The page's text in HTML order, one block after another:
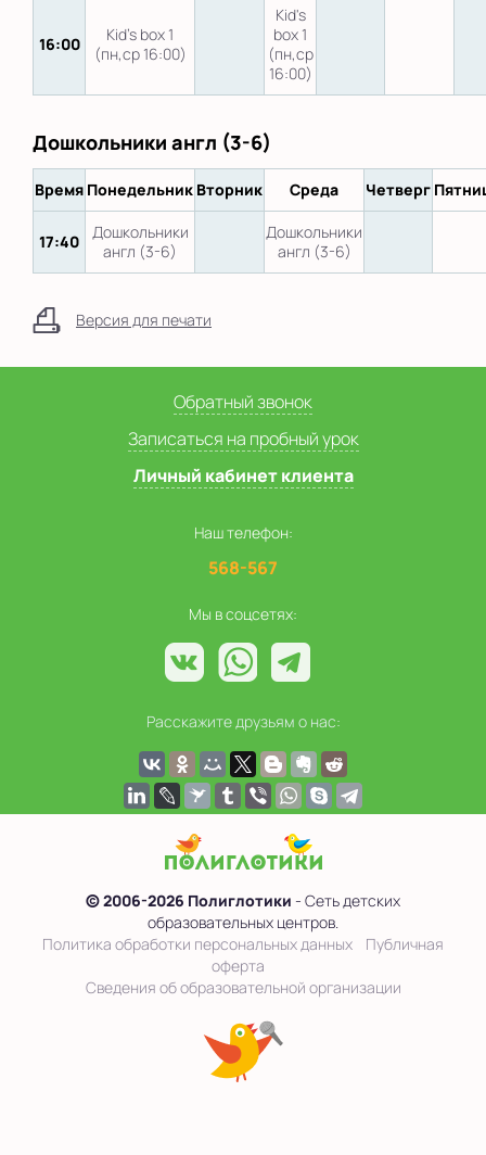
16:00
Kid's box 1
(пн,ср 16:00)
Kid's
box 1
(пн,ср
16:00)
Дошкольники англ (3-6)
Время Понедельник Вторник Среда Четверг
17:40
Дошкольники
англ (3-6)
Дошкольники
англ (3-6)
Версия для печати
Обратный звонок
Записаться на пробный урок
Личный кабинет клиента
Наш телефон:
568-567
Мы в соцсетях:
Расскажите друзьям о нас:
© 2006-2026 Полиглотики - Сеть детских
образовательных центров.
Политика обработки персональных данных
Публичная
оферта
Сведения об образовательной организации